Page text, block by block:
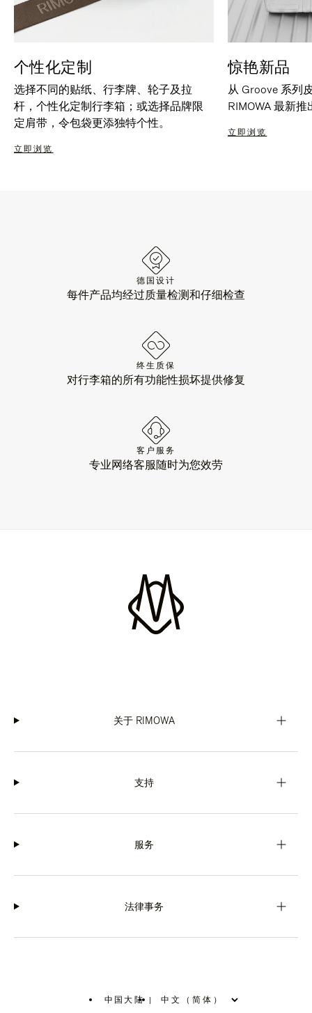
个性化定制
选择不同的贴纸、行李牌、轮子及拉
杆，个性化定制行李箱；或选择品牌限
定肩带，令包袋更添独特个性。
立即浏览
惊艳新品
从 Groove 系列
RIMOWA 最新
立即浏览
德国设计
每件产品均经过质量检测和仔细检查
终生质保
对行李箱的所有功能性损坏提供修复
客户服务
专业网络客服随时为您效劳
关于 RIMOWA
支持
服务
法律事务
中国大陆 |